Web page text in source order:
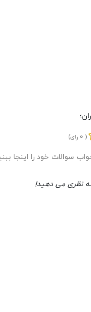
(
0 رای)
سوالات خود را اینجا
نظری می دهید!